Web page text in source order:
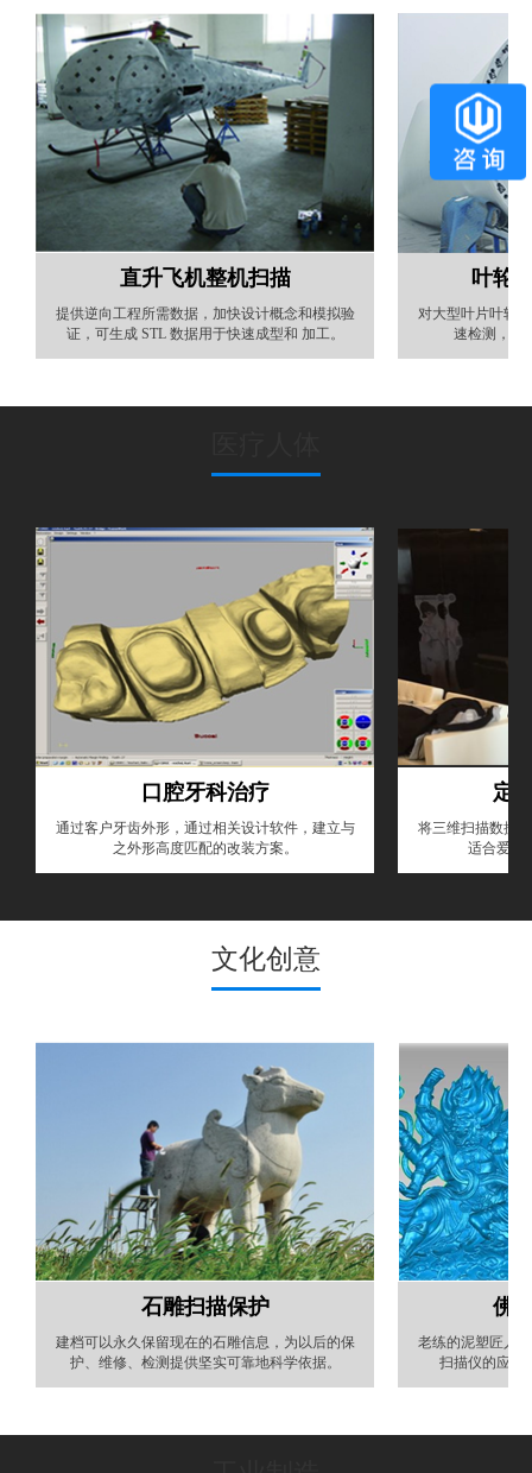
直升飞机整机扫描
提供逆向工程所需数据，加快设计概念和模拟验
证，可生成 STL 数据用于快速成型和 加工。
叶轮
对大型叶片叶轮
速检测，从
口腔牙科治疗
通过客户牙齿外形，通过相关设计软件，建立与
之外形高度匹配的改装方案。
定
将三维扫描数据
适合爱美
文化创意
石雕扫描保护
建档可以永久保留现在的石雕信息，为以后的保
护、维修、检测提供坚实可靠地科学依据。
佛
老练的泥塑匠人
扫描仪的应用